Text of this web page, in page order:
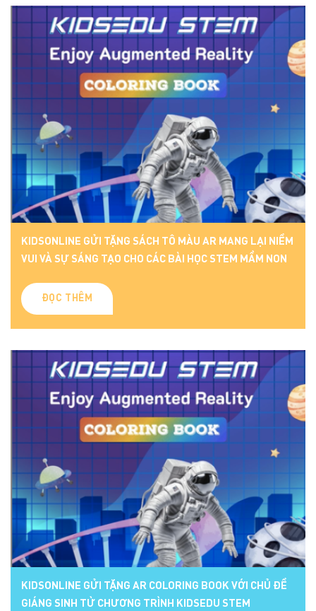
KIDSONLINE GỬI TẶNG SÁCH TÔ MÀU AR MANG LẠI NIỀM
VUI VÀ SỰ SÁNG TẠO CHO CÁC BÀI HỌC STEM MẦM NON
ĐỌC THÊM
KIDSONLINE GỬI TẶNG AR COLORING BOOK VỚI CHỦ ĐỀ
GIÁNG SINH TỪ CHƯƠNG TRÌNH KIDSEDU STEM